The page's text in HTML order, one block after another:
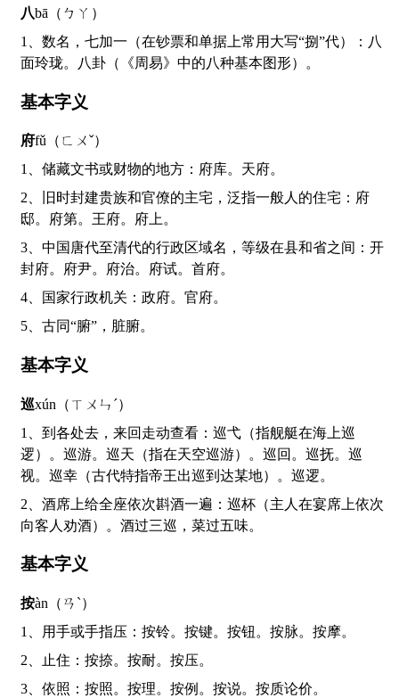
八bā（ㄅㄚ）
1、数名，七加一（在钞票和单据上常用大写“捌”代）：八
面玲珑。八卦（《周易》中的八种基本图形）。
基本字义
府fǔ（ㄈㄨˇ）
1、储藏文书或财物的地方：府库。天府。
2、旧时封建贵族和官僚的主宅，泛指一般人的住宅：府
邸。府第。王府。府上。
3、中国唐代至清代的行政区域名，等级在县和省之间：开
封府。府尹。府治。府试。首府。
4、国家行政机关：政府。官府。
5、古同“腑”，脏腑。
基本字义
巡xún（ㄒㄨㄣˊ）
1、到各处去，来回走动查看：巡弋（指舰艇在海上巡
逻）。巡游。巡天（指在天空巡游）。巡回。巡抚。巡
视。巡幸（古代特指帝王出巡到达某地）。巡逻。
2、酒席上给全座依次斟酒一遍：巡杯（主人在宴席上依次
向客人劝酒）。酒过三巡，菜过五味。
基本字义
按àn（ㄢˋ）
1、用手或手指压：按铃。按键。按钮。按脉。按摩。
2、止住：按捺。按耐。按压。
3、依照：按照。按理。按例。按说。按质论价。